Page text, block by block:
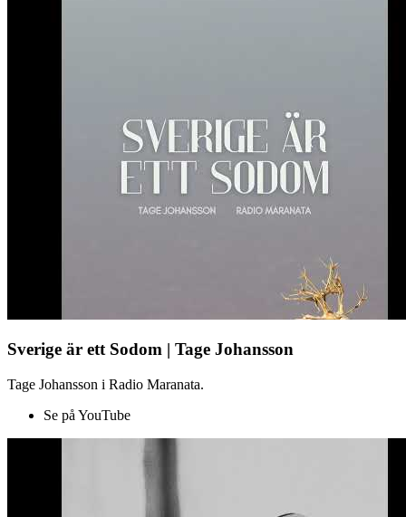
Sverige är ett Sodom | Tage Johansson
Tage Johansson i Radio Maranata.
Se på YouTube